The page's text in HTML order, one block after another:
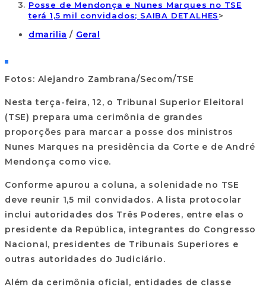
Posse de Mendonça e Nunes Marques no TSE
terá 1,5 mil convidados; SAIBA DETALHES>
dmarilia / Geral
Fotos: Alejandro Zambrana/Secom/TSE
Nesta terça-feira, 12, o Tribunal Superior Eleitoral
(TSE) prepara uma cerimônia de grandes
proporções para marcar a posse dos ministros
Nunes Marques na presidência da Corte e de André
Mendonça como vice.
Conforme apurou a coluna, a solenidade no TSE
deve reunir 1,5 mil convidados. A lista protocolar
inclui autoridades dos Três Poderes, entre elas o
presidente da República, integrantes do Congresso
Nacional, presidentes de Tribunais Superiores e
outras autoridades do Judiciário.
Além da cerimônia oficial, entidades de classe